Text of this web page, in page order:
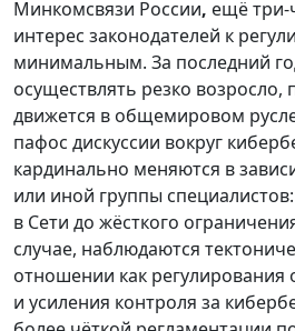
Минкомсвязи России, ещё три-
интерес законодателей к
минимальным. За последний
осуществлять резко возросло,
движется в общемировом
пафос дискуссии вокруг
кардинально меняются в
или иной группы
в Сети до жёсткого
случае, наблюдаются
отношении как регулирования
и усиления контроля за